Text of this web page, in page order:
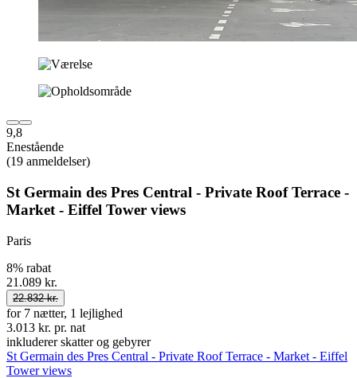
9,8
Enestående
(19 anmeldelser)
St Germain des Pres Central - Private Roof Terrace -
Market - Eiffel Tower views
Paris
8% rabat
21.089 kr.
22.832 kr.
for 7 nætter, 1 lejlighed
3.013 kr. pr. nat
inkluderer skatter og gebyrer
St Germain des Pres Central - Private Roof Terrace - Market - Eiffel
Tower views